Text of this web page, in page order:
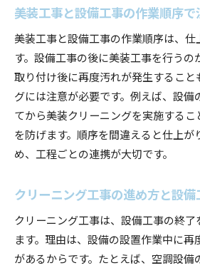
美装工事と設備工事の作業順序
美装工事と設備工事の作業順序は、仕
す。設備工事の後に美装工事を行うの
取り付け後に再度汚れが発生するこ
グには注意が必要です。例えば、設備
てから美装クリーニングを実施する
を防げます。順序を間違えると仕上が
め、工程ごとの連携が大切です。
クリーニング工事の進め方と設
クリーニング工事は、設備工事の終
ます。理由は、設備の設置作業中に
があるからです。たとえば、空調設